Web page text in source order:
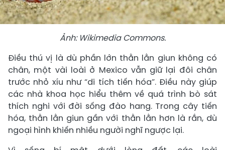
Ảnh: Wikimedia Commons.
Điều thú vị là dù phần lớn thằn lằn giun không có
chân, một vài loài ở Mexico vẫn giữ lại đôi chân
trước nhỏ xíu như “di tích tiến hóa”. Điều này giúp
các nhà khoa học hiểu thêm về quá trình bò sát
thích nghi với đời sống đào hang. Trong cây tiến
hóa, thằn lằn giun gần với thằn lằn hơn là rắn, dù
ngoại hình khiến nhiều người nghĩ ngược lại.